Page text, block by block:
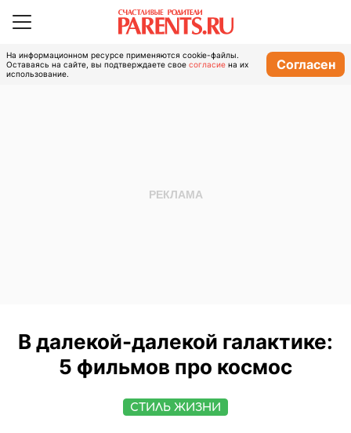
На информационном ресурсе применяются cookie-файлы.
Оставаясь на сайте, вы подтверждаете свое согласие на их
использование.
Согласен
В далекой-далекой галактике:
5 фильмов про космос
СТИЛЬ ЖИЗНИ